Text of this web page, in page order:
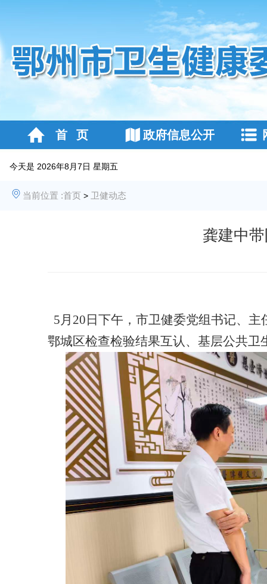
首 页 政府信息公开
今天是 2026年8月7日 星期五
当前位置 :首页 > 卫健动态
龚建中
5月20日下午，市卫健委党组书记、
鄂城区检查检验结果互认、基层公共卫